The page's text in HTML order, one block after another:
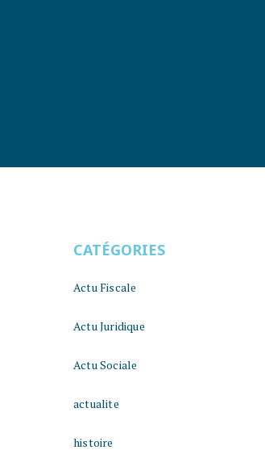
CATÉGORIES
Actu Fiscale
Actu Juridique
Actu Sociale
actualite
histoire